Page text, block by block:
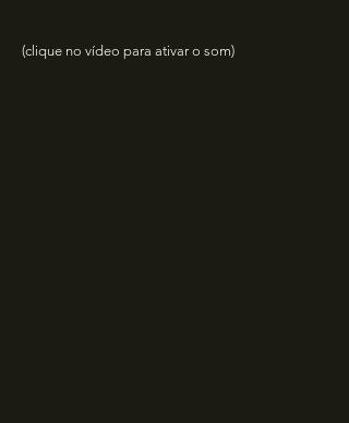
(clique no vídeo para ativar o som)